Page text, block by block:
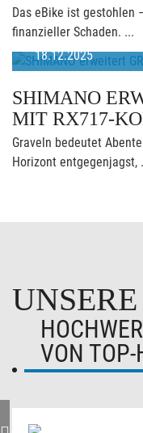
Das eBike ist gestohlen
finanzieller Schaden. ...
18.12.2025
SHIMANO
MIT RX717-
Graveln bedeutet
Horizont entgegenjagst,
VON TOP-